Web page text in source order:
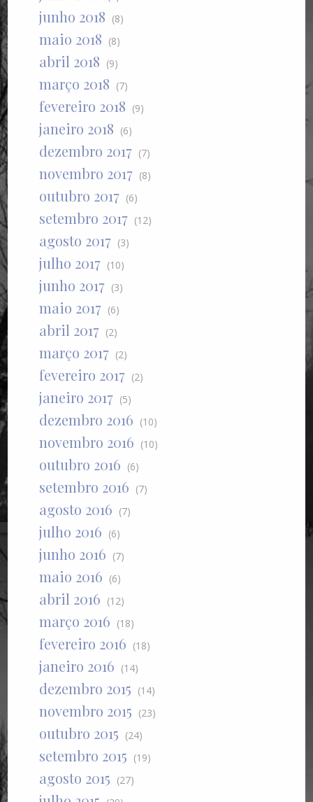
junho 2018 (8)
maio 2018 (8)
abril 2018 (9)
março 2018 (7)
fevereiro 2018 (9)
janeiro 2018 (6)
dezembro 2017 (7)
novembro 2017 (8)
outubro 2017 (6)
setembro 2017 (12)
agosto 2017 (3)
julho 2017 (10)
junho 2017 (3)
maio 2017 (6)
abril 2017 (2)
março 2017 (2)
fevereiro 2017 (2)
janeiro 2017 (5)
dezembro 2016 (10)
novembro 2016 (10)
outubro 2016 (6)
setembro 2016 (7)
agosto 2016 (7)
julho 2016 (6)
junho 2016 (7)
maio 2016 (6)
abril 2016 (12)
março 2016 (18)
fevereiro 2016 (18)
janeiro 2016 (14)
dezembro 2015 (14)
novembro 2015 (23)
outubro 2015 (24)
setembro 2015 (19)
agosto 2015 (27)